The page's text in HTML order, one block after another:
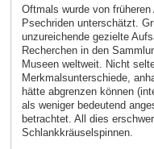
Oftmals wurde von
Psechriden unterschätzt.
unzureichende gezielte
Recherchen in den
Museen weltweit. Nicht
Merkmalsunterschiede,
hätte abgrenzen können
als weniger bedeutend
betrachtet. All dies
Schlankkräuselspinnen.